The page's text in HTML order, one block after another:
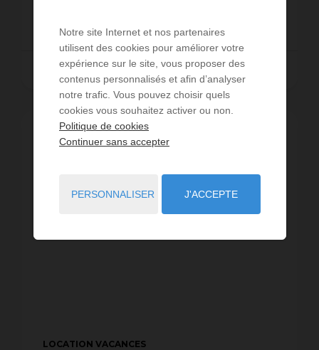
Lire la suite
LOCATION VACANCES
Notre site Internet et nos partenaires
utilisent des cookies pour améliorer votre
expérience sur le site, vous proposer des
contenus personnalisés et afin d’analyser
notre trafic. Vous pouvez choisir quels
cookies vous souhaitez activer ou non.
Politique de cookies
Continuer sans accepter
PERSONNALISER J'ACCEPTE